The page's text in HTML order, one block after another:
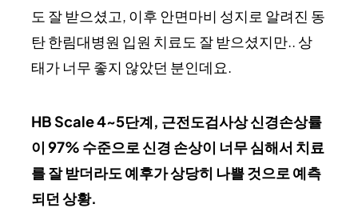
도 잘 받으셨고, 이후 안면마비 성지로 알려진 동
탄 한림대병원 입원 치료도 잘 받으셨지만.. 상
태가 너무 좋지 않았던 분인데요.
HB Scale 4~5단계, 근전도검사상 신경손상률
이 97% 수준으로 신경 손상이 너무 심해서 치료
를 잘 받더라도 예후가 상당히 나쁠 것으로 예측
되던 상황.